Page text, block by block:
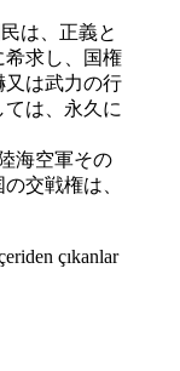
は、正義と
希求し、国権
又は武力の行
は、永久に
海空軍その
交戦権は、
çıkanlar